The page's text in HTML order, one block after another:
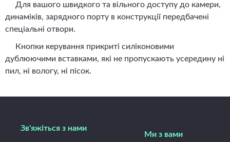
Для вашого швидкого та вільного доступу до камери,
динаміків, зарядного порту в конструкції передбачені
спеціальні отвори.
Кнопки керування прикриті силіконовими
дублюючими вставками, які не пропускають усередину ні
пил, ні вологу, ні пісок.
Зв'яжіться з нами
Ми з вами